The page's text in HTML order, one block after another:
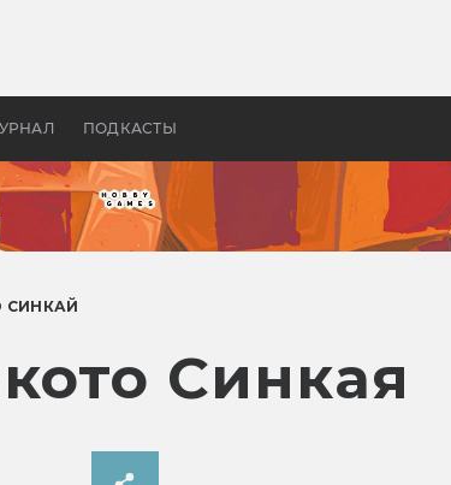
ПОДКАСТЫ
Грецией
актёрства»
СИНКАЙ
Синкая